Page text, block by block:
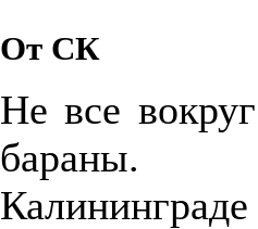
От СК
Не все